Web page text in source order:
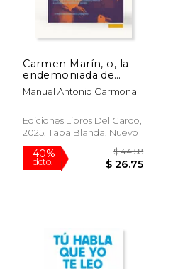
Carmen Marín, o, la
endemoniada de
Santiago:
compilación de todos
exprofeso al
ilustrísimo Sr.
Santiago, precedida
de una crítica
Manuel Antonio Carmona
Ediciones Libros Del Cardo,
2025, Tapa Blanda, Nuevo